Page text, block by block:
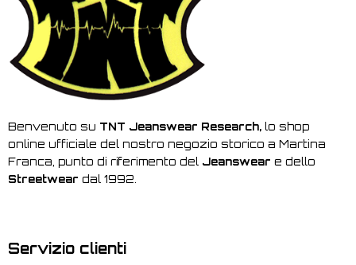
Benvenuto su TNT Jeanswear Research, lo shop
online ufficiale del nostro negozio storico a Martina
Franca, punto di riferimento del Jeanswear e dello
Streetwear dal 1992.
Servizio clienti